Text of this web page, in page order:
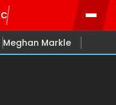
Meghan Markle